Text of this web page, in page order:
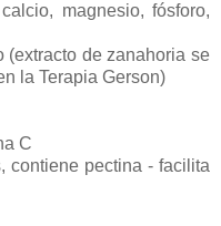
magnesio, fósforo,
(extracto de zanahoria se
la Terapia Gerson)
C
contiene pectina - facilita